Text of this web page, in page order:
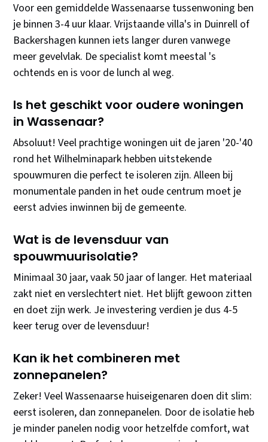
Voor een gemiddelde Wassenaarse tussenwoning ben
je binnen 3-4 uur klaar. Vrijstaande villa's in Duinrell of
Backershagen kunnen iets langer duren vanwege
meer gevelvlak. De specialist komt meestal 's
ochtends en is voor de lunch al weg.
Is het geschikt voor oudere woningen
in Wassenaar?
Absoluut! Veel prachtige woningen uit de jaren '20-'40
rond het Wilhelminapark hebben uitstekende
spouwmuren die perfect te isoleren zijn. Alleen bij
monumentale panden in het oude centrum moet je
eerst advies inwinnen bij de gemeente.
Wat is de levensduur van
spouwmuurisolatie?
Minimaal 30 jaar, vaak 50 jaar of langer. Het materiaal
zakt niet en verslechtert niet. Het blijft gewoon zitten
en doet zijn werk. Je investering verdien je dus 4-5
keer terug over de levensduur!
Kan ik het combineren met
zonnepanelen?
Zeker! Veel Wassenaarse huiseigenaren doen dit slim:
eerst isoleren, dan zonnepanelen. Door de isolatie heb
je minder panelen nodig voor hetzelfde comfort, wat